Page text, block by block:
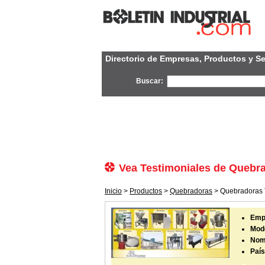
Directorio de Empresas, Productos y
Buscar:
Vea Testimoniales de
Inicio > Productos > Quebradoras > Quebradoras